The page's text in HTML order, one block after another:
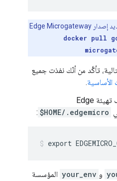
يمكنك استخدام علامة لتحديد إصدار Edge Microgateway
docker pull
تأكَّد من أنّك نفذت جميع
الأساسية.
شغّل الأمر التالي لتشفير ملف تهيئة Edge
$HOME/.edgemicro
:
export
و your_env المؤسسة